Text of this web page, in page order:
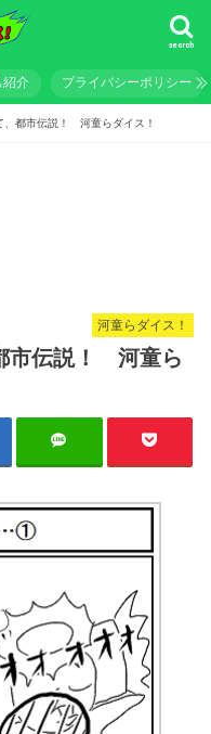
search
紹介 プライバシーポリシー
都市伝説！ 河童らダイス！
河童らダイス！
市伝説！ 河童ら